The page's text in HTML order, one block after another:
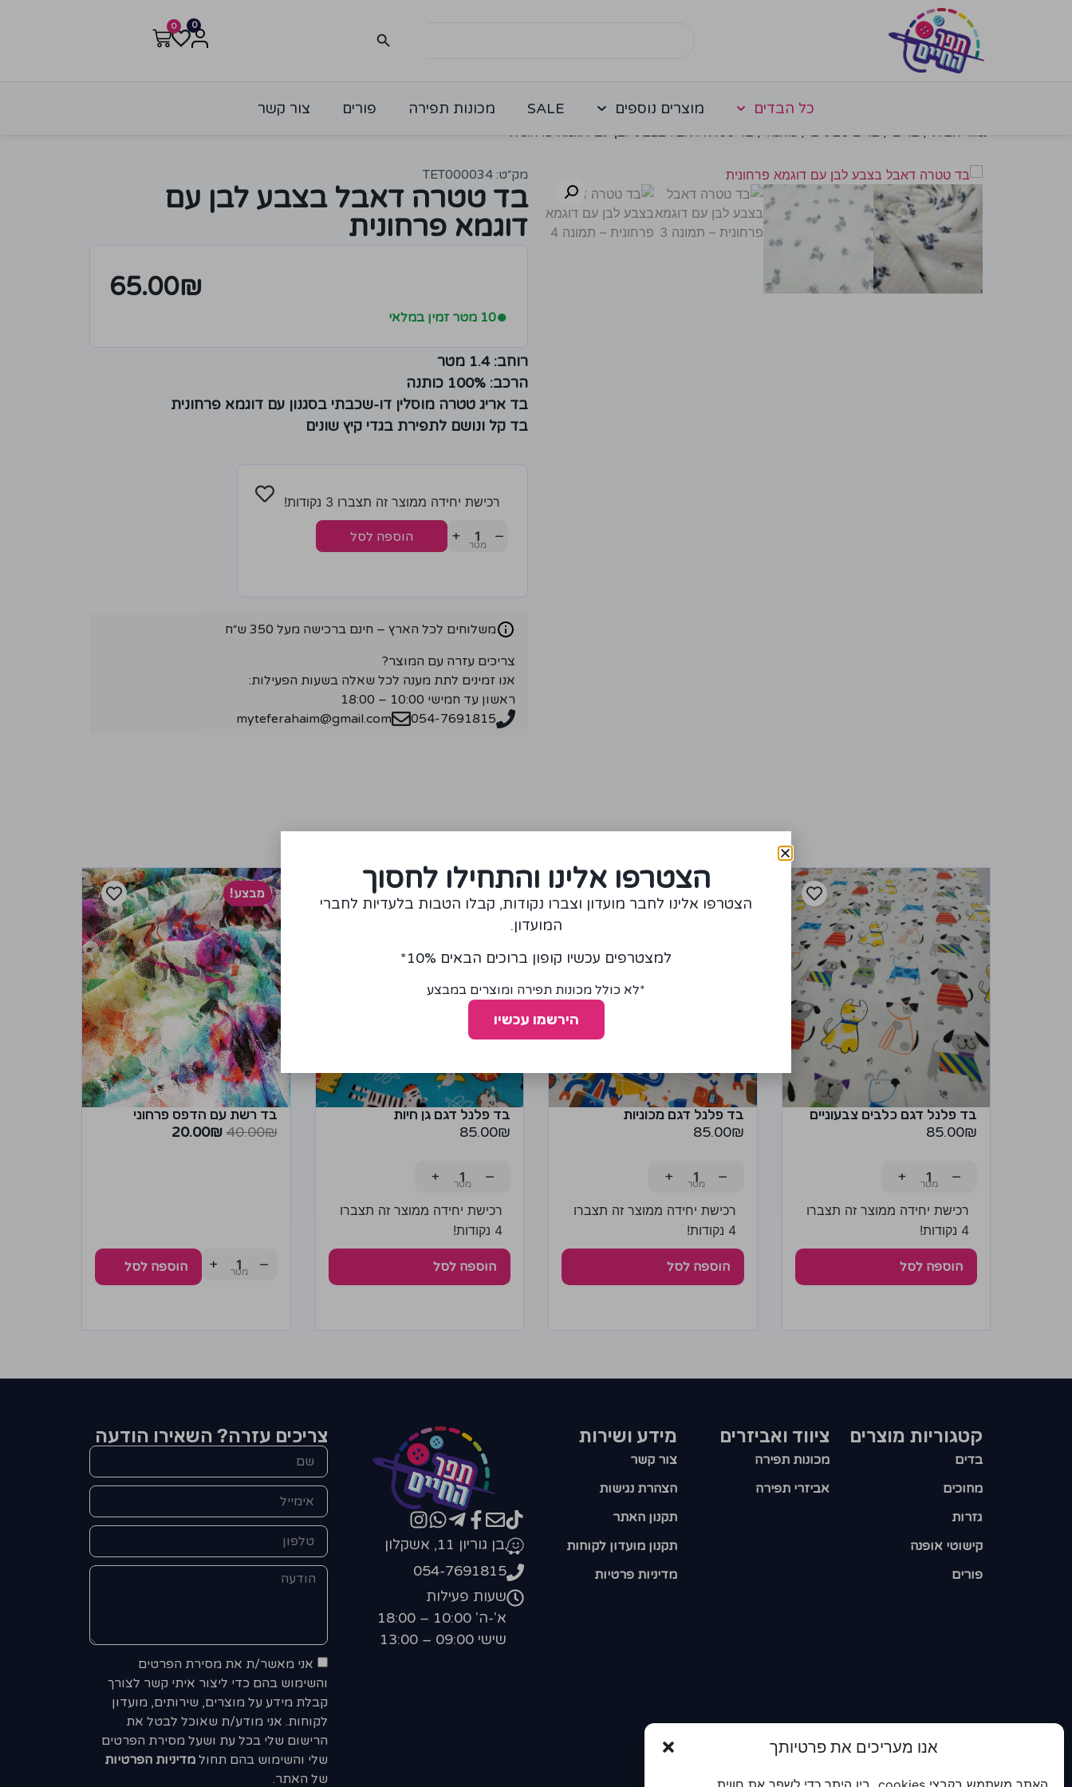
אנו מעריכים את פרטיותך
0
0
כל הבדים מוצרים נוספים SALE מכונות תפירה פורים צור קשר
מק״ט: TET000034
בד טטרה דאבל בצבע לבן עם
דוגמא פרחונית
65.00₪
●10 מטר זמין במלאי
רוחב: 1.4 מטר
הרכב: 100% כותנה
בד אריג טטרה מוסלין דו-שכבתי בסגנון עם דוגמא פרחונית
בד קל ונושם לתפירת בגדי קיץ שונים
רכישת יחידה ממוצר זה תצברו 3 נקודות!
−
+ הוספה לסל
משלוחים לכל הארץ – חינם ברכישה מעל 350 ש״ח
צריכים עזרה עם המוצר?
אנו זמינים לתת מענה לכל שאלה בשעות הפעילות:
ראשון עד חמישי 10:00 – 18:00
054-7691815
myteferahaim@gmail.com
בד פלנל דגם כלבים צבעוניים
85.00₪
−
+
רכישת יחידה ממוצר זה תצברו
4 נקודות!
הוספה לסל
בד פלנל דגם מכוניות
85.00₪
−
+
רכישת יחידה ממוצר זה תצברו
4 נקודות!
הוספה לסל
בד פלנל דגם גן חיות
85.00₪
−
+
רכישת יחידה ממוצר זה תצברו
4 נקודות!
הוספה לסל
מבצע!
בד רשת עם הדפס פרחוני
40.00₪
20.00₪
−
+ הוספה לסל
קטגוריות מוצרים​
בדים
מחוכים
גזרות
קישוטי אופנה
פורים
ציווד ואביזרים
מכונות תפירה
אביזרי תפירה
מידע ושירות
צור קשר
הצהרת נגישות
תקנון האתר
תקנון מועדון לקוחות
מדיניות פרטיות
בן גוריון 11, אשקלון
054-7691815
שעות פעילות
א'-ה' 10:00 – 18:00
שישי 09:00 – 13:00
צריכים עזרה? השאירו הודעה
אני מאשר/ת את מסירת הפרטים
והשימוש בהם כדי ליצור איתי קשר לצורך
קבלת מידע על מוצרים, שירותים, מועדון
לקוחות. אני מודע/ת שאוכל לבטל את
הרישום שלי בכל עת ושעל מסירת הפרטים
שלי והשימוש בהם תחול מדיניות הפרטיות
של האתר.
הצטרפו אלינו והתחילו לחסוך
הצטרפו אלינו לחבר מועדון וצברו נקודות, קבלו הטבות בלעדיות לחברי
המועדון.
למצטרפים עכשיו קופון ברוכים הבאים 10%*
*לא כולל מכונות תפירה ומוצרים במבצע
הירשמו עכשיו